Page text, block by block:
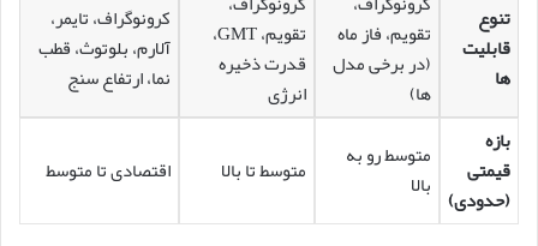
تنوع
قابلیت
ها
تقویم، فاز ماه
(در برخی مدل
ها)
تقویم، GMT،
قدرت ذخیره
انرژی
کرونوگراف، تایمر،
آلارم، بلوتوث، قطب
نما، ارتفاع سنج
بازه
قیمتی
(حدودی)
متوسط رو به
بالا
متوسط تا بالا اقتصادی تا متوسط